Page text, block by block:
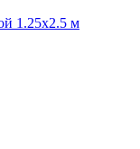
1.25х2.5 м